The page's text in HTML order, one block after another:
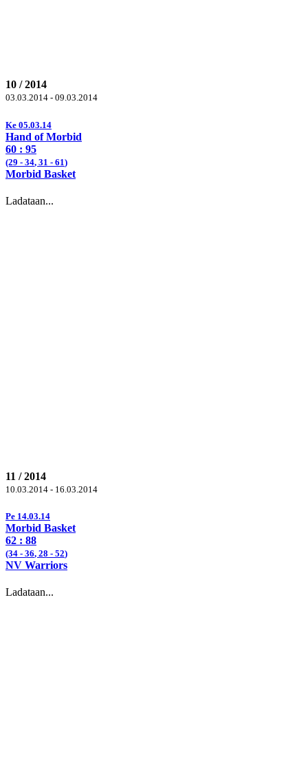
10 / 2014
03.03.2014 - 09.03.2014
Ke 05.03.14
Hand of Morbid
60 : 95
(29 - 34, 31 - 61)
Morbid Basket
Ladataan...
11 / 2014
10.03.2014 - 16.03.2014
Pe 14.03.14
Morbid Basket
62 : 88
(34 - 36, 28 - 52)
NV Warriors
Ladataan...